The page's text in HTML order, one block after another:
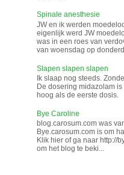
Spinale anesthesie
JW en ik werden
eigenlijk werd JW
was in een roes van
van woensdag op
Slapen slapen slapen
Ik slaap nog steeds.
De dosering midazolam is
hoog als de eerste dosis.
Bye Caroline
blog.carosum.com was
Bye.carosum.com is om
Klik hier of ga naar http://
om het blog te beki...